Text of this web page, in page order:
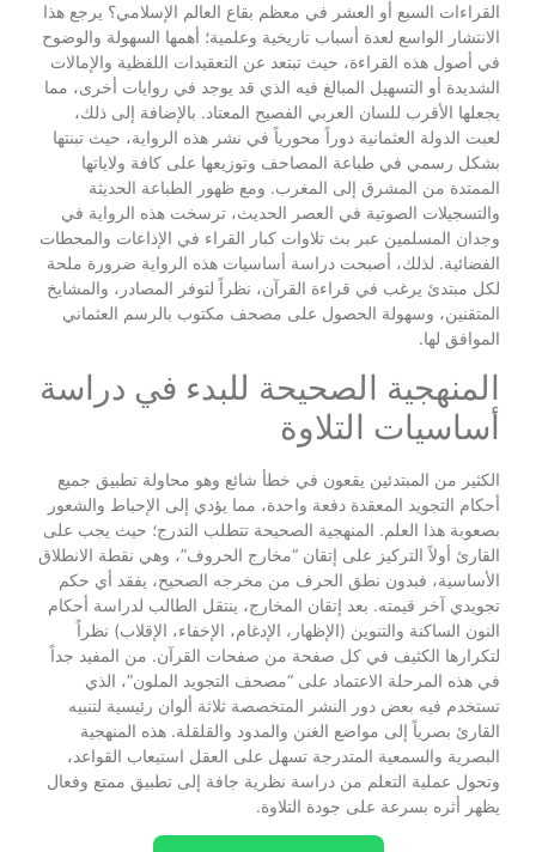
القراءات السبع أو العشر في معظم بقاع العالم الإسلامي؟ يرجع هذا
الانتشار الواسع لعدة أسباب تاريخية وعلمية؛ أهمها السهولة والوضوح
في أصول هذه القراءة، حيث تبتعد عن التعقيدات اللفظية والإمالات
الشديدة أو التسهيل المبالغ فيه الذي قد يوجد في روايات أخرى، مما
يجعلها الأقرب للسان العربي الفصيح المعتاد. بالإضافة إلى ذلك،
لعبت الدولة العثمانية دوراً محورياً في نشر هذه الرواية، حيث تبنتها
بشكل رسمي في طباعة المصاحف وتوزيعها على كافة ولاياتها
الممتدة من المشرق إلى المغرب. ومع ظهور الطباعة الحديثة
والتسجيلات الصوتية في العصر الحديث، ترسخت هذه الرواية في
وجدان المسلمين عبر بث تلاوات كبار القراء في الإذاعات والمحطات
الفضائية. لذلك، أصبحت دراسة أساسيات هذه الرواية ضرورة ملحة
لكل مبتدئ يرغب في قراءة القرآن، نظراً لتوفر المصادر، والمشايخ
المتقنين، وسهولة الحصول على مصحف مكتوب بالرسم العثماني
الموافق لها.
المنهجية الصحيحة للبدء في دراسة
أساسيات التلاوة
الكثير من المبتدئين يقعون في خطأ شائع وهو محاولة تطبيق جميع
أحكام التجويد المعقدة دفعة واحدة، مما يؤدي إلى الإحباط والشعور
بصعوبة هذا العلم. المنهجية الصحيحة تتطلب التدرج؛ حيث يجب على
القارئ أولاً التركيز على إتقان “مخارج الحروف”، وهي نقطة الانطلاق
الأساسية، فبدون نطق الحرف من مخرجه الصحيح، يفقد أي حكم
تجويدي آخر قيمته. بعد إتقان المخارج، ينتقل الطالب لدراسة أحكام
النون الساكنة والتنوين (الإظهار، الإدغام، الإخفاء، الإقلاب) نظراً
لتكرارها الكثيف في كل صفحة من صفحات القرآن. من المفيد جداً
في هذه المرحلة الاعتماد على “مصحف التجويد الملون”، الذي
تستخدم فيه بعض دور النشر المتخصصة ثلاثة ألوان رئيسية لتنبيه
القارئ بصرياً إلى مواضع الغنن والمدود والقلقلة. هذه المنهجية
البصرية والسمعية المتدرجة تسهل على العقل استيعاب القواعد،
وتحول عملية التعلم من دراسة نظرية جافة إلى تطبيق ممتع وفعال
يظهر أثره بسرعة على جودة التلاوة.